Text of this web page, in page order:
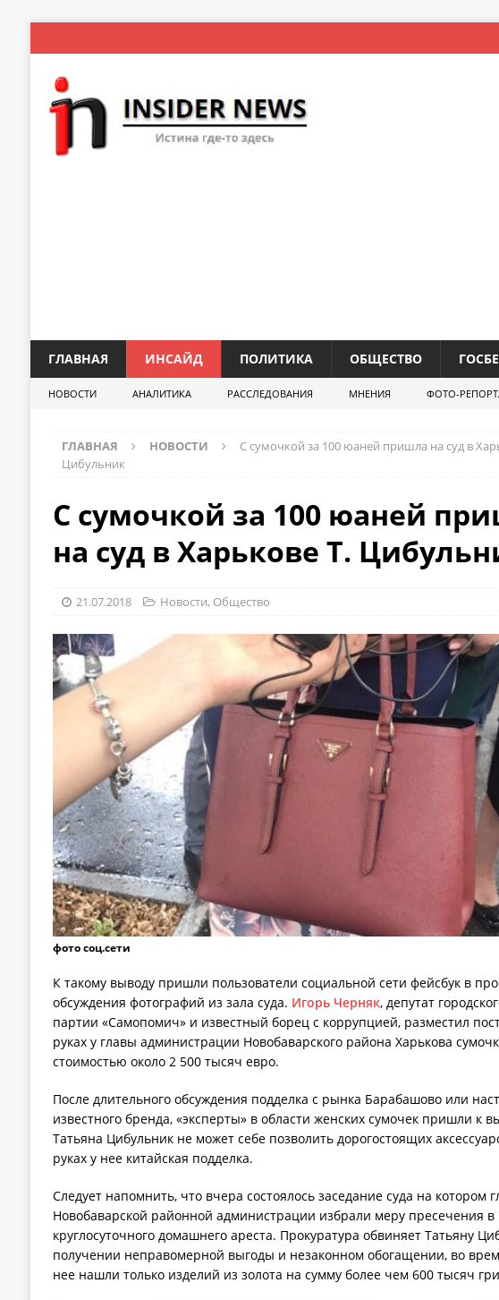
ГЛАВНАЯ ИНСАЙД ПОЛИТИКА ОБЩЕСТВО
НОВОСТИ АНАЛИТИКА РАССЛЕДОВАНИЯ МНЕНИЯ ФОТО-
ГЛАВНАЯ НОВОСТИ
С сумочкой за 100 юаней пришла на суд в
Цибульник
С сумочкой за 100 юаней
на суд в Харькове Т.
21.07.2018 Новости, Общество
фото соц.сети
К такому выводу пришли пользователи социальной сети фейсбук в
обсуждения фотографий из зала суда. Игорь Черняк, депутат
партии «Самопомич» и известный борец с коррупцией, разместил
руках у главы администрации Новобаварского района Харькова
стоимостью около 2 500 тысяч евро.
После длительного обсуждения подделка с рынка Барабашово или
известного бренда, «эксперты» в области женских сумочек пришли к
Татьяна Цибульник не может себе позволить дорогостоящих
руках у нее китайская подделка.
Следует напомнить, что вчера состоялось заседание суда на котором
Новобаварской районной администрации избрали меру пресечения в
круглосуточного домашнего ареста. Прокуратура обвиняет Татьяну
получении неправомерной выгоды и незаконном обогащении, во
нее нашли только изделий из золота на сумму более чем 600 тысяч